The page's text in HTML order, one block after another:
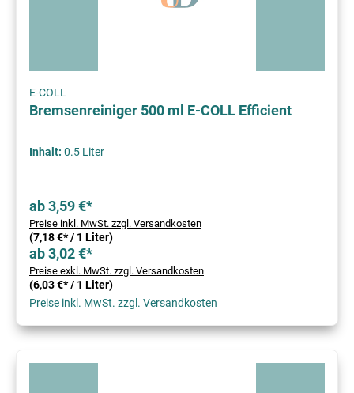
E-COLL
Bremsenreiniger 500 ml E-COLL Efficient
Inhalt: 0.5 Liter
ab 3,59 €*
Preise inkl. MwSt. zzgl. Versandkosten
(7,18 €* / 1 Liter)
ab 3,02 €*
Preise exkl. MwSt. zzgl. Versandkosten
(6,03 €* / 1 Liter)
Preise inkl. MwSt. zzgl. Versandkosten